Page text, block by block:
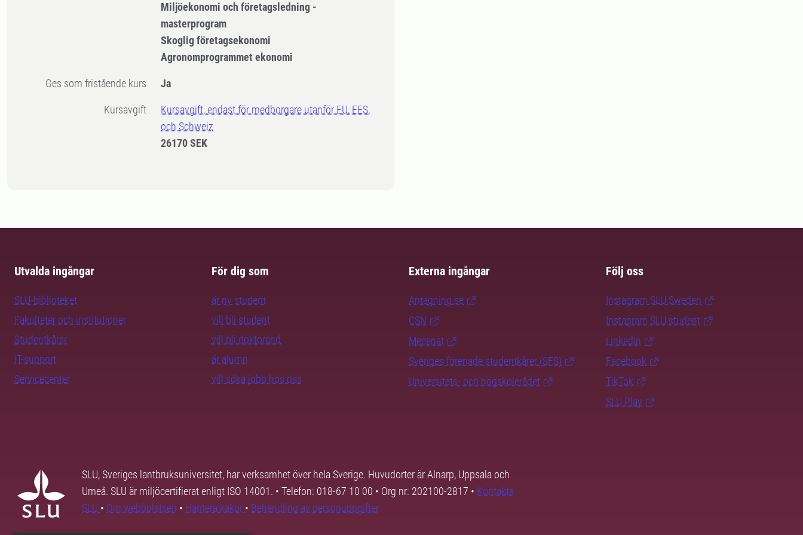
Miljöekonomi och företagsledning -
masterprogram
Skoglig företagsekonomi
Agronomprogrammet ekonomi
Ges som fristående kurs Ja
Kursavgift
Kursavgift, endast för medborgare utanför EU, EES,
och Schweiz
26170 SEK
Utvalda ingångar
SLU-biblioteket
Fakulteter och institutioner
Studentkårer
IT-support
Servicecenter
För dig som
är ny student
vill bli student
vill bli doktorand
är alumn
vill söka jobb hos oss
Externa ingångar
Antagning.se
CSN
Mecenat
Sveriges förenade studentkårer (SFS)
Universitets- och högskolerådet
Följ oss
Instagram SLU.Sweden
Instagram SLU.student
LinkedIn
Facebook
TikTok
SLU Play
SLU, Sveriges lantbruksuniversitet, har verksamhet över hela Sverige. Huvudorter är Alnarp, Uppsala och
Umeå. SLU är miljöcertifierat enligt ISO 14001. • Telefon: 018-67 10 00 • Org nr: 202100-2817 • Kontakta
SLU • Om webbplatsen • Hantera kakor • Behandling av personuppgifter